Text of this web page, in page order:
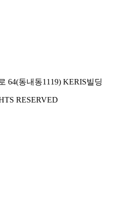
64(동내동1119) KERIS빌딩
RESERVED